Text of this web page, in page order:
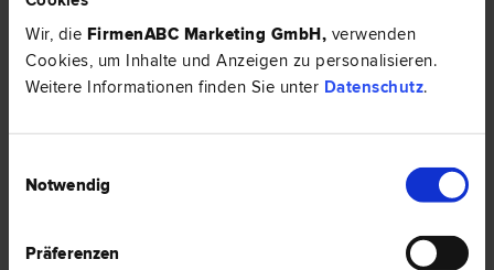
Wir, die FirmenABC Marketing GmbH, verwenden
Cookies, um Inhalte und Anzeigen zu personalisieren.
Weitere Informationen finden Sie unter Datenschutz.
Notwendig
Präferenzen
Zivil­recht
3150 Wilhelmsburg
Fleschplatz 2 Top 6
Dr. Christian FÜGGER